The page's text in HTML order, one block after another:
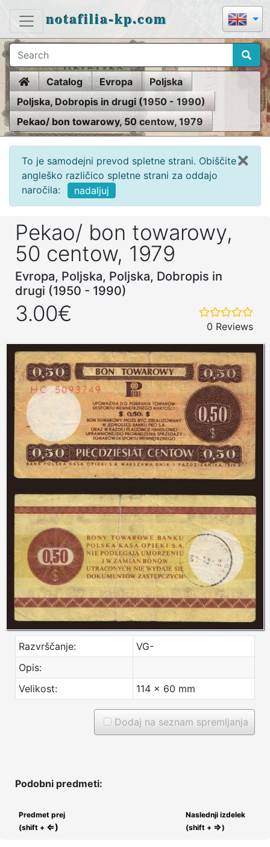
notafilia-kp.com
HomeCatalog Evropa
Poljska
Poljska, Dobropis in drugi (1950 - 1990)
Pekao/ bon towarowy, 50 centow, 1979
To je samodejni prevod spletne strani. Obiščite
angleško različico spletne strani za oddajo
naročila:
nadaljuj
Pekao/ bon towarowy,
50 centow, 1979
Evropa, Poljska, Poljska, Dobropis in
drugi (1950 - 1990)
3.00€
0 Reviews
Razvrščanje:
VG-
Opis:
Velikost:
114 x 60 mm
Dodaj na seznam spremljanja
Podobni predmeti:
Predmet prej
(shift + ⇐)
Naslednji izdelek
(shift + ⇒)